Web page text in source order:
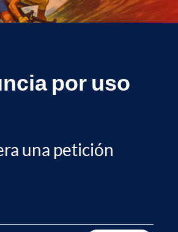
por uso
una petición